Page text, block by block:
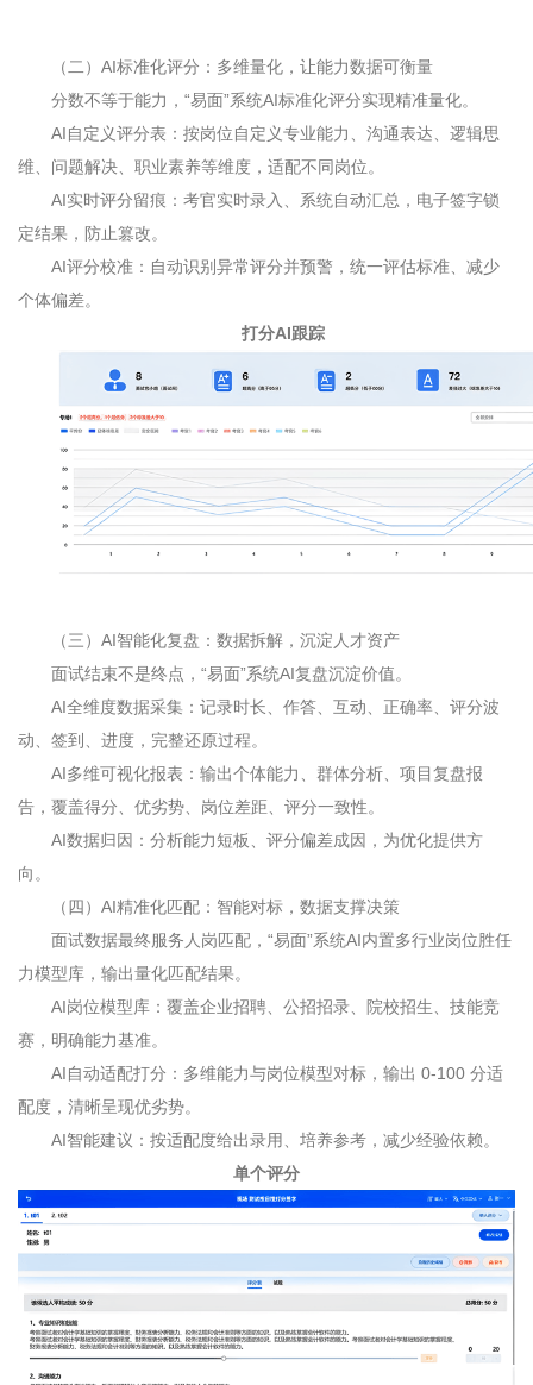
（二） AI标准化评分：多维量化，让能力数据可衡量
分数不等于能力，“易面”系统AI标准化评分实现精准量化。
AI自定义评分表：按岗位自定义专业能力、沟通表达、逻辑思
维、问题解决、职业素养等维度，适配不同岗位。
AI实时评分留痕：考官实时录入、系统自动汇总，电子签字锁
定结果，防止篡改。
AI评分校准：自动识别异常评分并预警，统一评估标准、减少
个体偏差。
打分AI跟踪
（三） AI智能化复盘：数据拆解，沉淀人才资产
面试结束不是终点，“易面”系统AI复盘沉淀价值。
AI全维度数据采集：记录时长、作答、互动、正确率、评分波
动、签到、进度，完整还原过程。
AI多维可视化报表：输出个体能力、群体分析、项目复盘报
告，覆盖得分、优劣势、岗位差距、评分一致性。
AI数据归因：分析能力短板、评分偏差成因，为优化提供方
向。
（四） AI精准化匹配：智能对标，数据支撑决策
面试数据最终服务人岗匹配，“易面”系统AI内置多行业岗位胜任
力模型库，输出量化匹配结果。
AI岗位模型库：覆盖企业招聘、公招招录、院校招生、技能竞
赛，明确能力基准。
AI自动适配打分：多维能力与岗位模型对标，输出 0-100 分适
配度，清晰呈现优劣势。
AI智能建议：按适配度给出录用、培养参考，减少经验依赖。
单个评分